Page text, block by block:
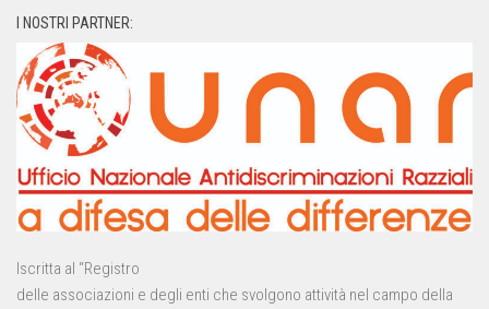
I NOSTRI PARTNER:
Iscritta al “Registro
delle associazioni e degli enti che svolgono attività nel campo della